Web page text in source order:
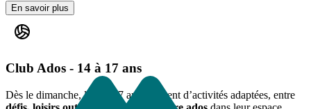
En savoir plus
Club Ados - 14 à 17 ans
Dès le dimanche, les 14/17 ans profitent d’activités adaptées, entre